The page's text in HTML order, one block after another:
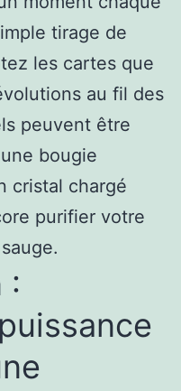
tirage de
les cartes que
au fil des
peuvent être
bougie
cristal chargé
purifier votre
: